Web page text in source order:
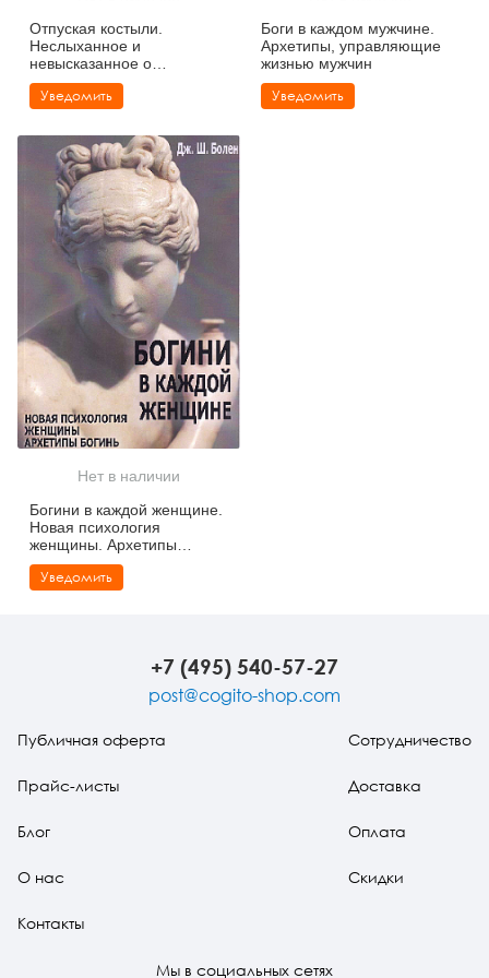
Отпуская костыли.
Неслыханное и
невысказанное о
наркотиках и зависимости
Уведомить
Боги в каждом мужчине.
Архетипы, управляющие
жизнью мужчин
Уведомить
Нет в наличии
Богини в каждой женщине.
Новая психология
женщины. Архетипы
богинь
Уведомить
+7 (495) 540-57-27
post@cogito-shop.com
Публичная оферта
Прайс-листы
Блог
О нас
Контакты
Сотрудничество
Доставка
Оплата
Скидки
Мы в социальных сетях